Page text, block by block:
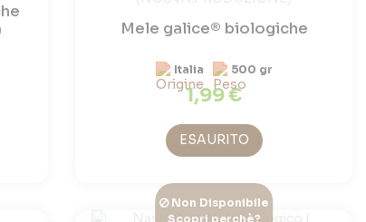
Mele galice® biologiche
Italia 500 gr
1,99 €
ESAURITO
Non Disponibile
Scopri perchè?